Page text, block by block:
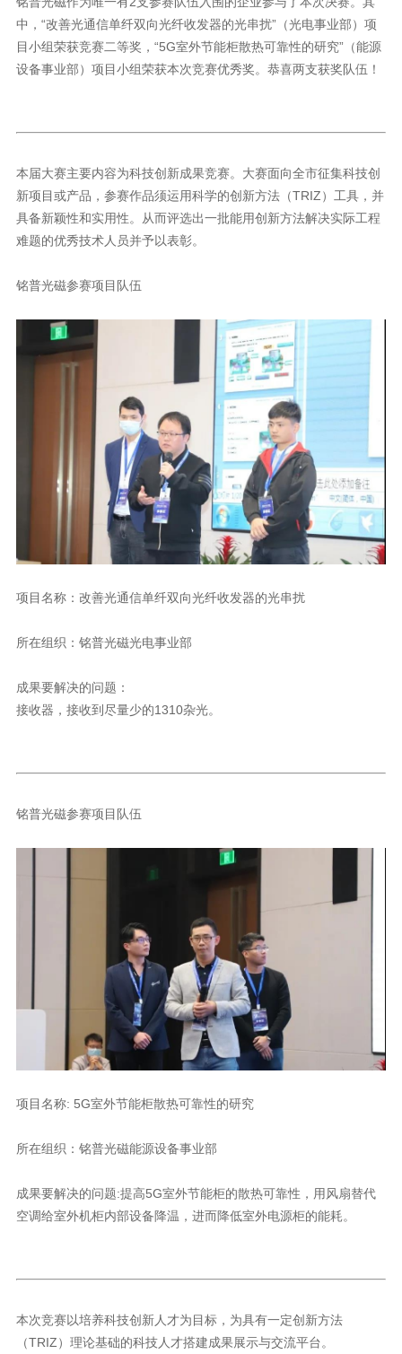
设备事业部）项目小组荣获本次竞赛优秀奖。恭喜两支获奖队伍！
难题的优秀技术人员并予以表彰。
铭普光磁参赛项目队伍
项目名称：改善光通信单纤双向光纤收发器的光串扰
所在组织：铭普光磁光电事业部
成果要解决的问题：
接收器，接收到尽量少的1310杂光。
铭普光磁参赛项目队伍
项目名称: 5G室外节能柜散热可靠性的研究
所在组织：铭普光磁能源设备事业部
空调给室外机柜内部设备降温，进而降低室外电源柜的能耗。
（TRIZ）理论基础的科技人才搭建成果展示与交流平台。